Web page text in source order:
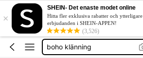
×
SHEIN- Det enaste modet online
Hitta fler exklusiva rabatter och ytterligare
erbjudanden i SHEIN-APPEN!
(3,526)
western outfit women
squishies
festklänning bröllop
boho klänning